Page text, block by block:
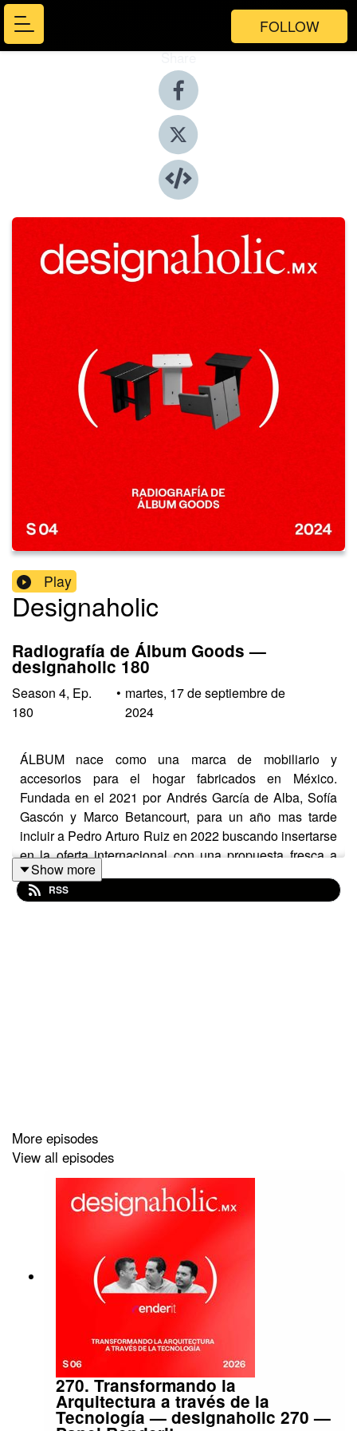
FOLLOW
Share
Play
Designaholic
Radiografía de Álbum Goods —
designaholic 180
Season 4, Ep.
180
• martes, 17 de septiembre de
2024
ÁLBUM nace como una marca de mobiliario y
accesorios para el hogar fabricados en México.
Fundada en el 2021 por Andrés García de Alba, Sofía
Gascón y Marco Betancourt, para un año mas tarde
incluir a Pedro Arturo Ruiz en 2022 buscando insertarse
en la oferta internacional con una propuesta fresca a
través de la edición y comercialización de productos de
diseño escalable.
Show Notes y Links relacionados a este episodio
Álbum Goods
Ep. Marco Betancourt
Ep. Rik Bracho
Ep. Eduardo Altamirano
Este episodio es patrocinado por Helvex
Show more
RSS
More episodes
View all episodes
270. Transformando la
Arquitectura a través de la
Tecnología — designaholic 270 —